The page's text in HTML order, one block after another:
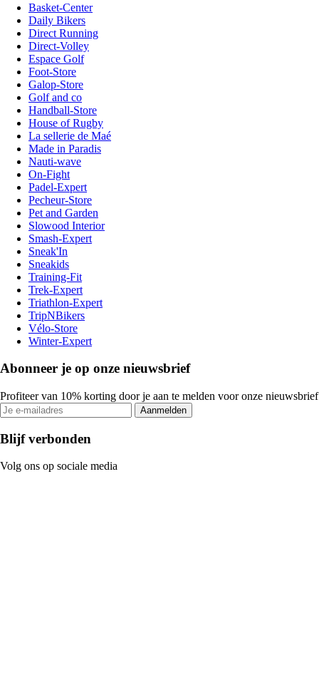
Basket-Center
Daily Bikers
Direct Running
Direct-Volley
Espace Golf
Foot-Store
Galop-Store
Golf and co
Handball-Store
House of Rugby
La sellerie de Maé
Made in Paradis
Nauti-wave
On-Fight
Padel-Expert
Pecheur-Store
Pet and Garden
Slowood Interior
Smash-Expert
Sneak'In
Sneakids
Training-Fit
Trek-Expert
Triathlon-Expert
TripNBikers
Vélo-Store
Winter-Expert
Abonneer je op onze nieuwsbrief
Profiteer van 10% korting door je aan te melden voor onze nieuwsbrief
Aanmelden
Blijf verbonden
Volg ons op sociale media